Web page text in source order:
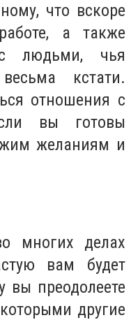
что вскоре
а также
с людьми, чья
кстати.
отношения с
вы готовы
желаниям и
многих делах
вам будет
вы преодолеете
другие